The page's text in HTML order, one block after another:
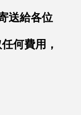
送給各位
何費用，